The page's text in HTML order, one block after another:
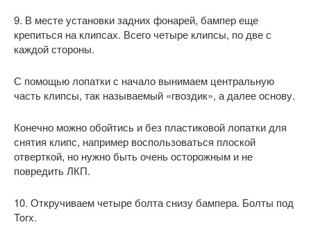
9. В месте установки задних фонарей, бампер еще
крепиться на клипсах. Всего четыре клипсы, по две с
каждой стороны.
С помощью лопатки с начало вынимаем центральную
часть клипсы, так называемый «гвоздик», а далее основу.
Конечно можно обойтись и без пластиковой лопатки для
снятия клипс, например воспользоваться плоской
отверткой, но нужно быть очень осторожным и не
повредить ЛКП.
10. Откручиваем четыре болта снизу бампера. Болты под
Torx.